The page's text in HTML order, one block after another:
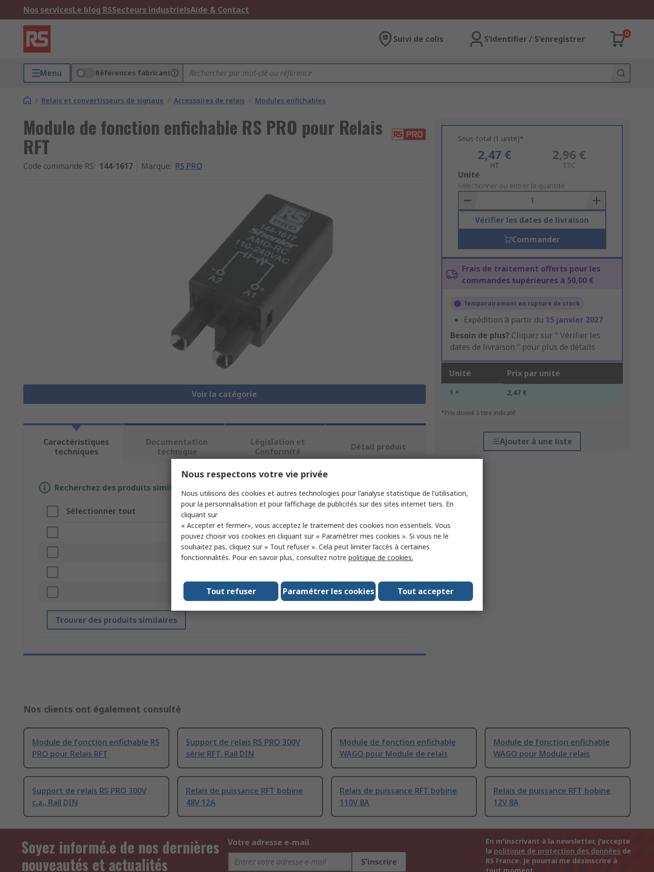
Nos servicesLe blog RSSecteurs industrielsAide & Contact
Suivi de colis S’identifier / S'enregistrer
0
Menu Références fabricant
/ Relais et convertisseurs de signaux / Accessoires de relais / Modules enfichables
Module de fonction enfichable RS PRO pour Relais
RFT
Code commande RS: 144-1617 Marque: RS PRO
Voir la catégorie
Sous-total (1 unité)*
2,47 €
HT
2,96 €
TTC
Add
to
Basket
Unité
Sélectionner ou entrer la quantité
Vérifier les dates de livraison
Commander
Frais de traitement offerts pour les
commandes supérieures à 50,00 €
Temporairement en rupture de stock
Expédition à partir du 15 janvier 2027
Besoin de plus? Cliquez sur " Vérifier les
dates de livraison " pour plus de détails
Unité Prix par unité
1 + 2,47 €
*Prix donné à titre indicatif
Ajouter à une liste
Caractéristiques
techniques
Documentation
technique
Législation et
Conformité
Détail produit
Recherchez des produits similaires en sélectionnant un ou plusieurs attributs.
Sélectionner tout Attribut
RS PRO
Type de produit Module de fonction enfichable
Normes/homologations CE, RoHS
Trouver des produits similaires
Nos clients ont également consulté
Module de fonction enfichable RS
PRO pour Relais RFT
Support de relais RS PRO 300V
série RFT, Rail DIN
Module de fonction enfichable
WAGO pour Module de relais
Module de fonction enfichable
WAGO pour Module relais
Support de relais RS PRO 300V
c.a., Rail DIN
Relais de puissance RFT bobine
48V 12A
Relais de puissance RFT bobine
110V 8A
Relais de puissance RFT bobine
12V 8A
Soyez informé.e de nos dernières
nouveautés et actualités
Votre adresse e-mail
S'inscrire
En m'inscrivant à la newsletter, j'accepte
la politique de protection des données de
RS France. Je pourrai me désinscrire à
Nous respectons votre vie privée
Nous utilisons des cookies et autres technologies pour l'analyse statistique de l'utilisation,
pour la personnalisation et pour l’affichage de publicités sur des sites internet tiers. En
cliquant sur
« Accepter et fermer», vous acceptez le traitement des cookies non essentiels. Vous
pouvez choisir vos cookies en cliquant sur « Paramétrer mes cookies ». Si vous ne le
souhaitez pas, cliquez sur « Tout refuser ». Cela peut limiter l’accès à certaines
fonctionnalités. Pour en savoir plus, consultez notre politique de cookies.
Tout accepter
Paramétrer les cookies
Tout refuser